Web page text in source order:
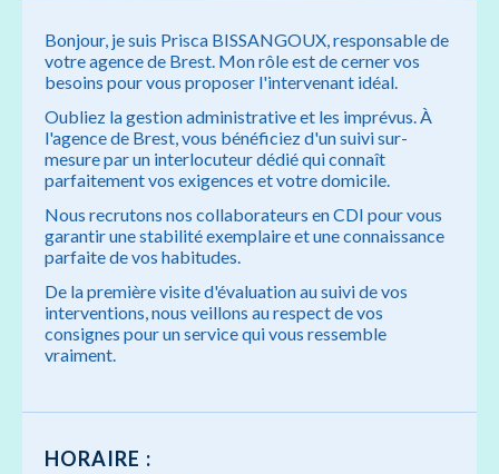
Bonjour, je suis Prisca BISSANGOUX, responsable de
votre agence de Brest. Mon rôle est de cerner vos
besoins pour vous proposer l'intervenant idéal.
Oubliez la gestion administrative et les imprévus. À
l'agence de Brest, vous bénéficiez d'un suivi sur-
mesure par un interlocuteur dédié qui connaît
parfaitement vos exigences et votre domicile.
Nous recrutons nos collaborateurs en CDI pour vous
garantir une stabilité exemplaire et une connaissance
parfaite de vos habitudes.
De la première visite d'évaluation au suivi de vos
interventions, nous veillons au respect de vos
consignes pour un service qui vous ressemble
vraiment.
HORAIRE :